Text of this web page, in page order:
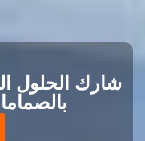
شارك الحلول